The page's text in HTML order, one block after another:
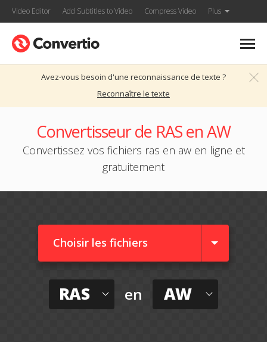
Video Editor Add Subtitles to Video Compress Video Plus
Avez-vous besoin d'une reconnaissance de texte ?
Reconnaître le texte
Convertisseur de RAS en AW
Convertissez vos fichiers ras en aw en ligne et
gratuitement
Choisir les fichiers
RAS en AW